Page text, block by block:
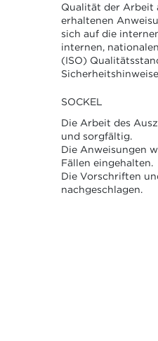
Qualität der Arbeit
erhaltenen
sich auf die
internen,
(ISO)
SOCKEL
Die Arbeit des
und sorgfältig.
Die Anweisungen
Fällen eingehalten.
Die Vorschriften
nachgeschlagen.